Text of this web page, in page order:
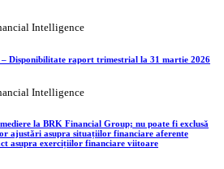
Intelligence
Disponibilitate raport trimestrial la 31 martie 2026
Intelligence
la BRK Financial Group; nu poate fi exclusă
ajustări asupra situațiilor financiare aferente
asupra exercițiilor financiare viitoare